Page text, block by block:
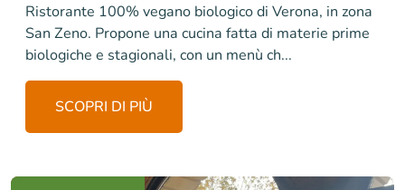
Ristorante 100% vegano biologico di Verona, in zona
San Zeno. Propone una cucina fatta di materie prime
biologiche e stagionali, con un menù ch...
SCOPRI DI PIÙ